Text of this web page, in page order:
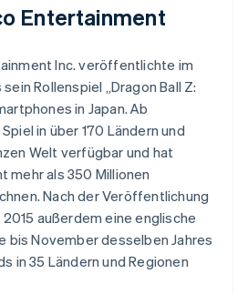
Entertainment
Inc. veröffentlichte im
Rollenspiel „Dragon Ball Z:
in Japan. Ab
in über 170 Ländern und
Welt verfügbar und hat
mehr als 350 Millionen
Nach der Veröffentlichung
2015 außerdem eine englische
bis November desselben Jahres
in 35 Ländern und Regionen